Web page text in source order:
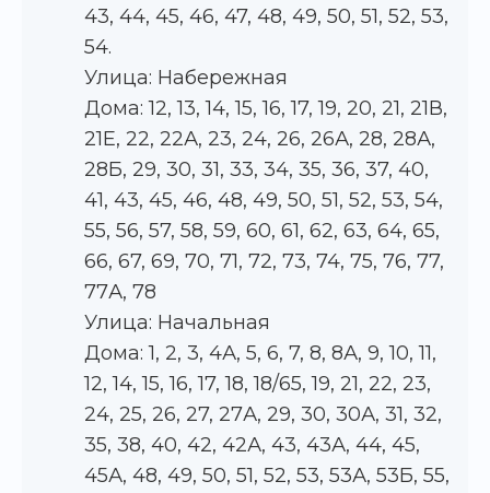
43, 44, 45, 46, 47, 48, 49, 50, 51, 52, 53,
54.
Улица: Набережная
Дома: 12, 13, 14, 15, 16, 17, 19, 20, 21, 21В,
21Е, 22, 22А, 23, 24, 26, 26А, 28, 28А,
28Б, 29, 30, 31, 33, 34, 35, 36, 37, 40,
41, 43, 45, 46, 48, 49, 50, 51, 52, 53, 54,
55, 56, 57, 58, 59, 60, 61, 62, 63, 64, 65,
66, 67, 69, 70, 71, 72, 73, 74, 75, 76, 77,
77А, 78
Улица: Начальная
Дома: 1, 2, 3, 4А, 5, 6, 7, 8, 8А, 9, 10, 11,
12, 14, 15, 16, 17, 18, 18/65, 19, 21, 22, 23,
24, 25, 26, 27, 27А, 29, 30, 30А, 31, 32,
35, 38, 40, 42, 42А, 43, 43А, 44, 45,
45А, 48, 49, 50, 51, 52, 53, 53А, 53Б, 55,